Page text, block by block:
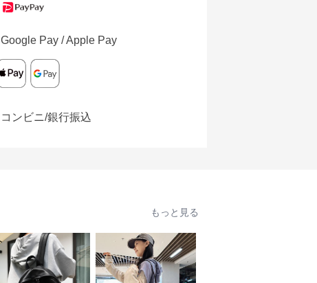
Google Pay / Apple Pay
コンビニ/銀行振込
もっと見る